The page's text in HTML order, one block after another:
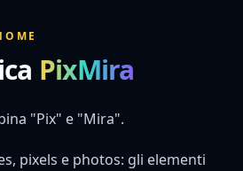
PixMira
"Pix" e "Mira".
pixels e photos: gli elementi